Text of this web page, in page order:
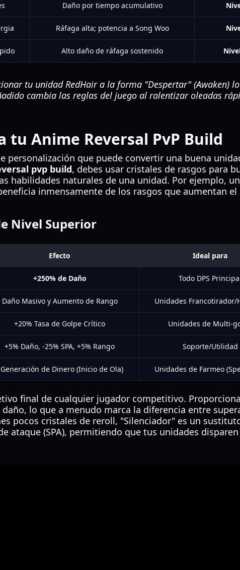
Daño por tiempo acumulativo
Ráfaga alta; potencia a Song Woo
Alto daño de ráfaga sostenido
tu unidad RedHair a la forma "Despertar" (Awaken)
cambia las reglas del juego al ralentizar oleadas
tu Anime Reversal PvP Build
personalización que puede convertir una buena
pvp build, debes usar cristales de rasgos para
habilidades naturales de una unidad. Por ejemplo,
inmensamente de los rasgos que aumentan el
Nivel Superior
Efecto Ideal para
+250% de Daño Todo DPS
Daño Masivo y Aumento de Rango Unidades Francotirador/
+20% Tasa de Golpe Crítico Unidades de Multi-
+5% Daño, -25% SPA, +5% Rango Soporte/Utilidad
de Dinero (Inicio de Ola) Unidades de Farmeo
final de cualquier jugador competitivo.
lo que a menudo marca la diferencia entre
pocos cristales de reroll, "Silenciador" es un
ataque (SPA), permitiendo que tus unidades